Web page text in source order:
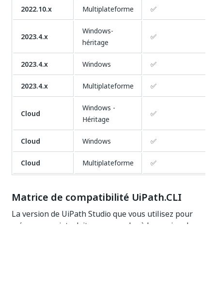
2022.10.x Multiplateforme ✅
2023.4.x
Windows-
héritage
✅
2023.4.x Windows ✅
2023.4.x Multiplateforme ✅
Cloud
Windows -
Héritage
✅
Cloud Windows ✅
Cloud Multiplateforme ✅
Matrice de compatibilité UiPath.CLI
La version de UiPath Studio que vous utilisez pour
créer vos projets doit correspondre à la version de